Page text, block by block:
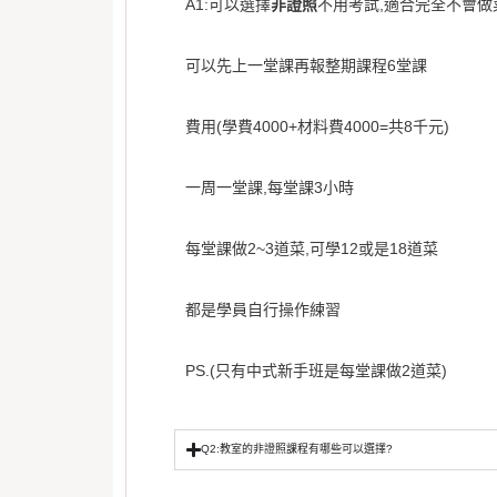
A1:可以選擇非證照不用考試,適合完全不會做
可以先上一堂課再報整期課程6堂課
費用(學費4000+材料費4000=共8千元)
一周一堂課,每堂課3小時
每堂課做2~3道菜,可學12或是18道菜
都是學員自行操作練習
PS.(只有中式新手班是每堂課做2道菜)
Q2:教室的非證照課程有哪些可以選擇?